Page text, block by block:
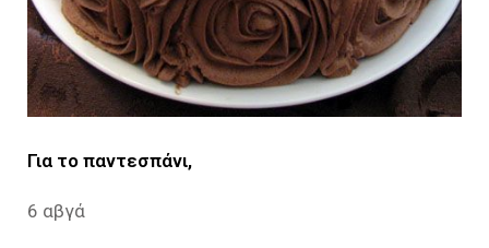
Για το παντεσπάνι,
6 αβγά